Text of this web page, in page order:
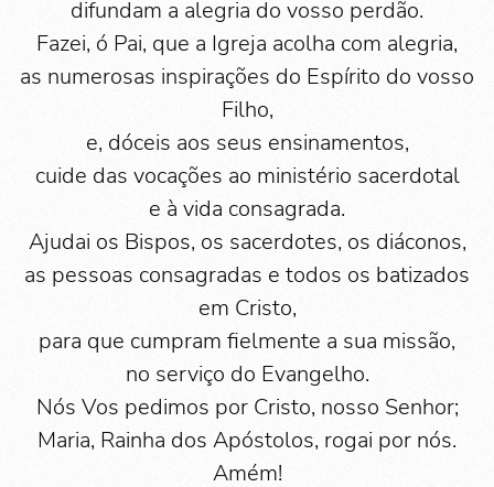
difundam a alegria do vosso perdão.
Fazei, ó Pai, que a Igreja acolha com alegria,
as numerosas inspirações do Espírito do vosso
Filho,
e, dóceis aos seus ensinamentos,
cuide das vocações ao ministério sacerdotal
e à vida consagrada.
Ajudai os Bispos, os sacerdotes, os diáconos,
as pessoas consagradas e todos os batizados
em Cristo,
para que cumpram fielmente a sua missão,
no serviço do Evangelho.
Nós Vos pedimos por Cristo, nosso Senhor;
Maria, Rainha dos Apóstolos, rogai por nós.
Amém!